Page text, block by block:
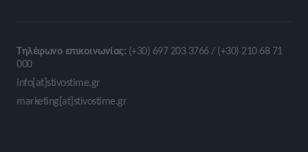
Τηλέφωνο επικοινωνίας: (+30) 697 203 3766 / (+30) 210 68 71
000
info[at]stivostime.gr
marketing[at]stivostime.gr